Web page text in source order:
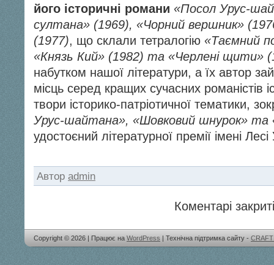
його історичні романи «Посол Урус-
султана» (1969), «Чорний вершник»
(1977), що склали тетралогію «Таємний
«Князь Кий» (1982) та «Черлені щити»
набутком нашої літератури, а їх автор
місць серед кращих сучасних романістів
твори історико-патріотичної тематики,
Урус-шайтана», «Шовковий шнурок» та
удостоєний літературної премії імені
Автор admin
Коментарі
Copyright © 2026 | Працює на WordPress | Технічна підтримка сайту -